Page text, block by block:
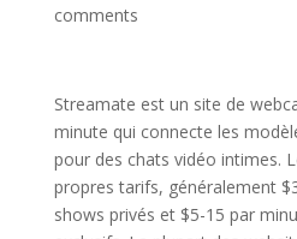
comments
Streamate est un site de
minute qui connecte les
pour des chats vidéo intimes.
propres tarifs, généralement
shows privés et $5-15 par